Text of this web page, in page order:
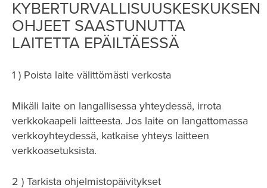
KYBERTURVALLISUUSKESKUKSEN
OHJEET SAASTUNUTTA
LAITETTA EPÄILTÄESSÄ
1 ) Poista laite välittömästi verkosta
Mikäli laite on langallisessa yhteydessä, irrota
verkkokaapeli laitteesta. Jos laite on langattomassa
verkkoyhteydessä, katkaise yhteys laitteen
verkkoasetuksista.
2 ) Tarkista ohjelmistopäivitykset